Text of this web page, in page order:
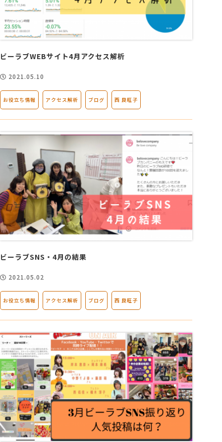
最新ブログ
アクセス
採用情報
お問い合わせ
ビーラブWEBサイト4月アクセス解析
2021.05.10
お役立ち情報 アクセス解析 ブログ 西 良旺子
ビーラブSNS・4月の結果
2021.05.02
お役立ち情報 アクセス解析 ブログ 西 良旺子